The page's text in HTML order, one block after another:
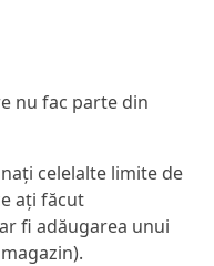
nu fac parte din
celelalte limite de
ați făcut
fi adăugarea unui